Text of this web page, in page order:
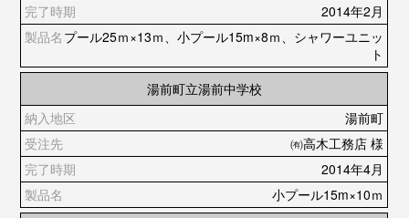
2014年2月
プール25ｍ×13ｍ、小プール15m×8ｍ、シャワーユニッ
ト
湯前町立湯前中学校
湯前町
㈲高木工務店 様
2014年4月
小プール15m×10ｍ